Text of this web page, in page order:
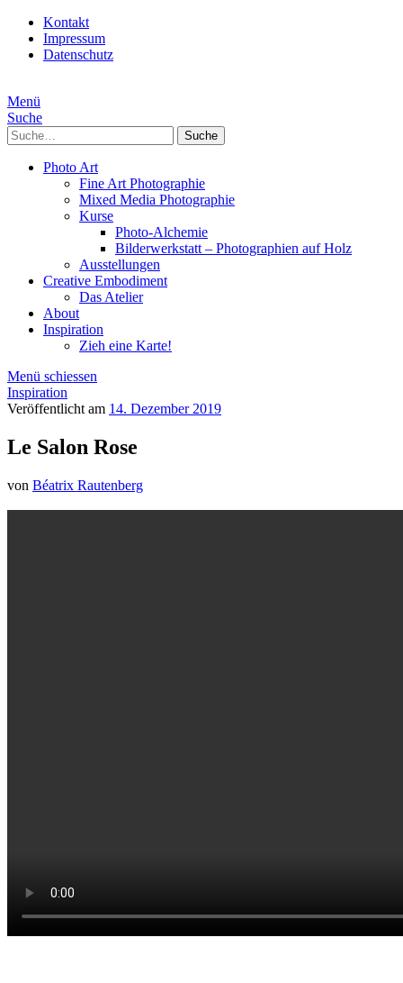
Kontakt
Impressum
Datenschutz
Menü
Suche
Suche
Photo Art
Fine Art Photographie
Mixed Media Photographie
Kurse
Photo-Alchemie
Bilderwerkstatt – Photographien auf Holz
Ausstellungen
Creative Embodiment
Das Atelier
About
Inspiration
Zieh eine Karte!
Menü schiessen
Inspiration
Veröffentlicht am 14. Dezember 2019
Le Salon Rose
von Béatrix Rautenberg